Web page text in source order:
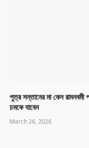
পুত্র সন্তানের মা কেন
চমকে যাবেন
March 26, 2026